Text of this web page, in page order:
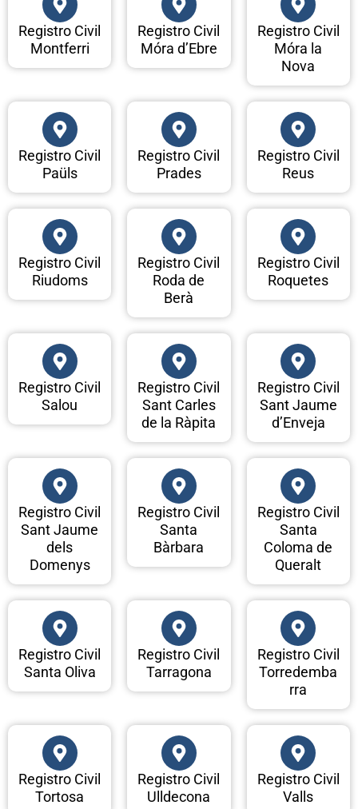
Registro Civil
Montferri
Registro Civil
Móra d’Ebre
Registro Civil
Móra la
Nova
Registro Civil
Paüls
Registro Civil
Prades
Registro Civil
Reus
Registro Civil
Riudoms
Registro Civil
Roda de
Berà
Registro Civil
Roquetes
Registro Civil
Salou
Registro Civil
Sant Carles
de la Ràpita
Registro Civil
Sant Jaume
d’Enveja
Registro Civil
Sant Jaume
dels
Domenys
Registro Civil
Santa
Bàrbara
Registro Civil
Santa
Coloma de
Queralt
Registro Civil
Santa Oliva
Registro Civil
Tarragona
Registro Civil
Torredemba
rra
Registro Civil
Tortosa
Registro Civil
Ulldecona
Registro Civil
Valls